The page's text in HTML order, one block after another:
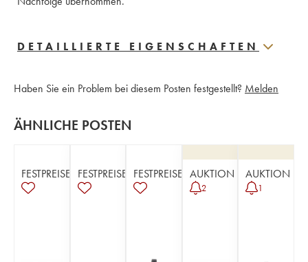
DETAILLIERTE EIGENSCHAFTEN
Haben Sie ein Problem bei diesem Posten festgestellt? Melden
ÄHNLICHE POSTEN
FESTPREISE FESTPREISE FESTPREISE AUKTION
2
AUKTION
1